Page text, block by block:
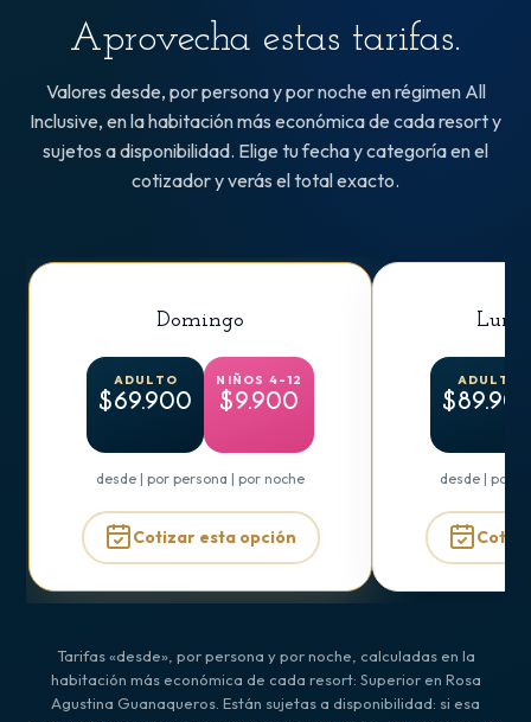
Aprovecha estas tarifas.
Valores desde, por persona y por noche en régimen All
Inclusive, en la habitación más económica de cada resort y
sujetos a disponibilidad. Elige tu fecha y categoría en el
cotizador y verás el total exacto.
Domingo
ADULTO
$69.900
NIÑOS 4-12
$9.900
desde | por persona | por noche
Cotizar esta opción
ADULTO
desde | por
Tarifas «desde», por persona y por noche, calculadas en la
habitación más económica de cada resort: Superior en Rosa
Agustina Guanaqueros. Están sujetas a disponibilidad: si esa